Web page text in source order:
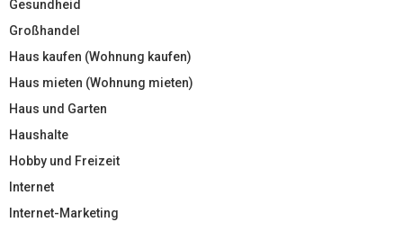
Gesundheid
Großhandel
Haus kaufen (Wohnung kaufen)
Haus mieten (Wohnung mieten)
Haus und Garten
Haushalte
Hobby und Freizeit
Internet
Internet-Marketing